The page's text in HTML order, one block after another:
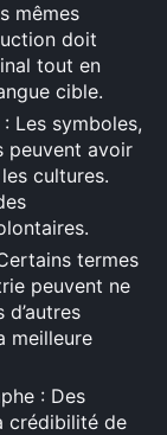
mêmes
doit
tout en
cible.
Les symboles,
peuvent avoir
cultures.
termes
peuvent ne
meilleure
: Des
crédibilité de